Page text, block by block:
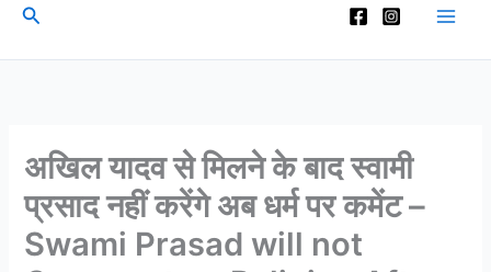
Search
अखिल यादव से मिलने के बाद स्वामी
प्रसाद नहीं करेंगे अब धर्म पर कमेंट –
Swami Prasad will not